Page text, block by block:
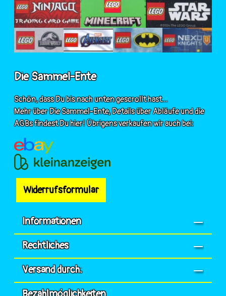
Die Sammel-Ente
Schön, dass Du bis nach unten gescrollt hast...
Mehr über Die Sammel-Ente, Details über Abläufe und die
AGBs findest Du hier! Übrigens verkaufen wir auch bei:
Widerrufsformular
Informationen
Rechtliches
Versand durch: